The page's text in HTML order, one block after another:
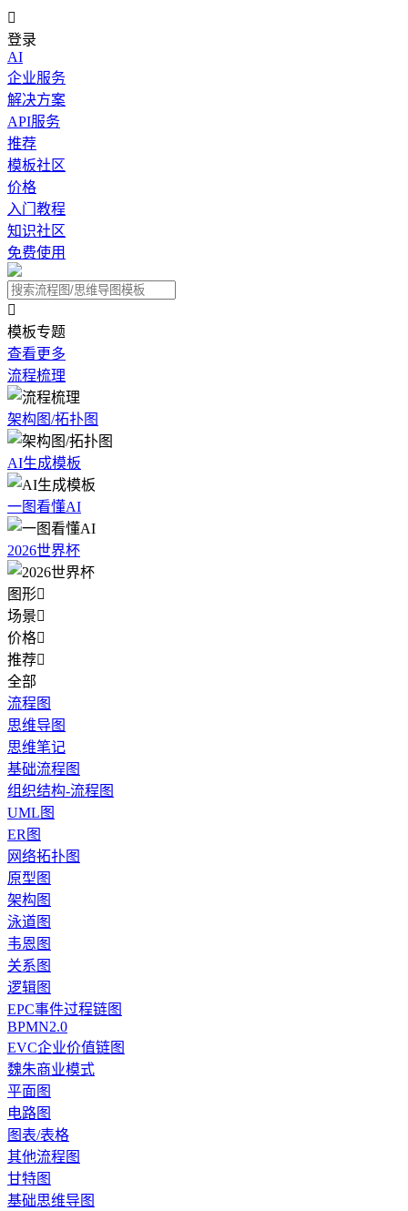

登录
AI
企业服务
解决方案
API服务
推荐
模板社区
价格
入门教程
知识社区
免费使用

模板专题
查看更多
流程梳理
架构图/拓扑图
AI生成模板
一图看懂AI
2026世界杯
图形
场景
价格
推荐
全部
流程图
思维导图
思维笔记
基础流程图
组织结构-流程图
UML图
ER图
网络拓扑图
原型图
架构图
泳道图
韦恩图
关系图
逻辑图
EPC事件过程链图
BPMN2.0
EVC企业价值链图
魏朱商业模式
平面图
电路图
图表/表格
其他流程图
甘特图
基础思维导图